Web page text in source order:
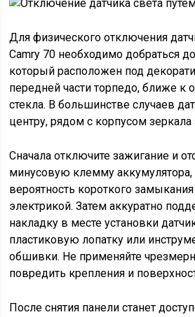
Для физического отключения
Camry 70 необходимо добраться
который расположен под
передней части торпедо, ближе к
стекла. В большинстве случаев
центру, рядом с корпусом зеркала
Сначала отключите зажигание и
минусовую клемму
вероятность короткого
электрикой. Затем аккуратно
накладку в месте установки
пластиковую лопатку или
обшивки. Не применяйте
повредить крепления и
После снятия панели станет